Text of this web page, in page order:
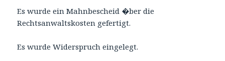
Es wurde ein Mahnbescheid �ber die
Rechtsanwaltskosten gefertigt.
Es wurde Widerspruch eingelegt.